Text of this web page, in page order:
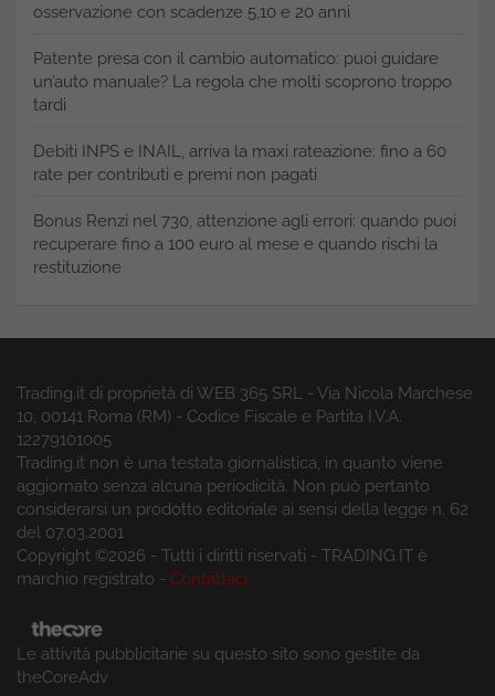
osservazione con scadenze 5,10 e 20 anni
Patente presa con il cambio automatico: puoi guidare
un’auto manuale? La regola che molti scoprono troppo
tardi
Debiti INPS e INAIL, arriva la maxi rateazione: fino a 60
rate per contributi e premi non pagati
Bonus Renzi nel 730, attenzione agli errori: quando puoi
recuperare fino a 100 euro al mese e quando rischi la
restituzione
Trading.it di proprietà di WEB 365 SRL - Via Nicola Marchese
10, 00141 Roma (RM) - Codice Fiscale e Partita I.V.A.
12279101005
Trading.it non è una testata giornalistica, in quanto viene
aggiornato senza alcuna periodicità. Non può pertanto
considerarsi un prodotto editoriale ai sensi della legge n. 62
del 07.03.2001
Copyright ©2026 - Tutti i diritti riservati - TRADING.IT è
marchio registrato - Contattaci
Le attività pubblicitarie su questo sito sono gestite da
theCoreAdv